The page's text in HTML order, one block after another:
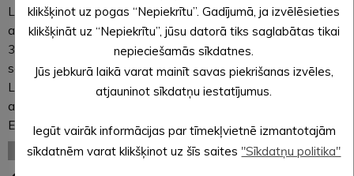
Latvijas Ūdens motosporta federācijas 2019.gada
apbalvošanas ceremonija ūdens motosportā notika
30.novembrī Alūksnes kultūras centrā. Federācija godināja
savus sportistus, un titulu Gada sportiste saņēma Laura
Lakoviča-Lakovica un Gada juniors – Nils Slakteris. Federācija
apbalvoja 2019.gada Latvijas čempionus: Kārlis Degainis –
E48V…
LASĪT VISU
klikšķinot uz pogas “Nepiekrītu”. Gadījumā, ja izvēlēsieties
klikšķināt uz “Nepiekrītu”, jūsu datorā tiks saglabātas tikai
nepieciešamās sīkdatnes.
Jūs jebkurā laikā varat mainīt savas piekrišanas izvēles,
atjauninot sīkdatņu iestatījumus.
Iegūt vairāk informācijas par tīmekļvietnē izmantotajām
sīkdatnēm varat klikšķinot uz šīs saites "Sīkdatņu politika"